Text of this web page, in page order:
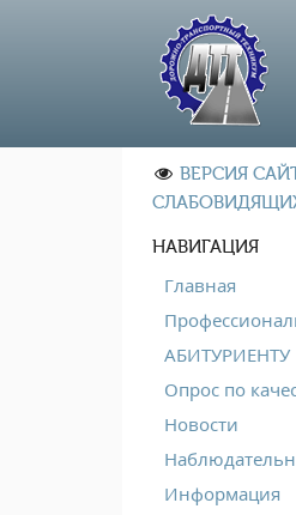
ВЕРСИЯ
НАВИГАЦИЯ
Главная
АБИТУРИЕНТУ
Опрос по
Новости
Информация